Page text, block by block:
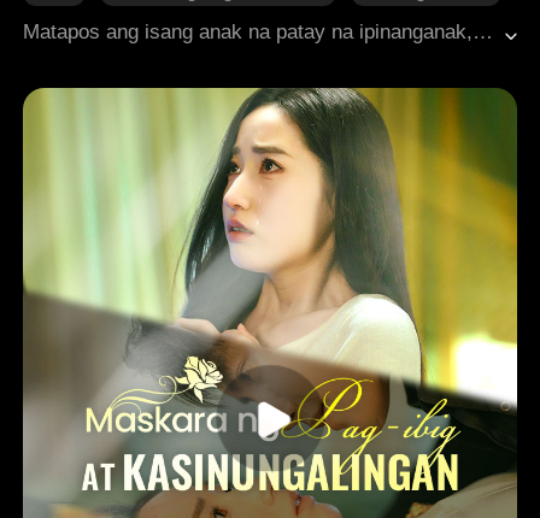
Matapos ang isang anak na patay na ipinanganak, si Amelia ay naipit sa isang sitwasyon kasama ang mayamang si Caleb. Ang hindi inaasahang pagbubuntis ay nagtulak kay Caleb na kupkupin siya. Pinaghinalaan niya na may plano, at tiniis ni Amelia ang hirap dahil sa kagipitan. Nang ang kanyang mapaglinalang na dating asawa ay nagpasimula ng kaguluhan, natuklasan ni Caleb ang katotohanan. Magpapakabait ba sila o susuko sa kanilang tunay na nararamdaman? Sugatan ng nakaraang pag-ibig, nag-alinlangan si Amelia na magtiwala sa kanyang sinseridad.